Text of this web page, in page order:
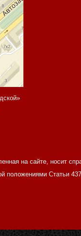
на сайте, носит
положениями Статьи